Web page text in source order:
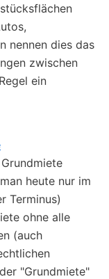
nennen dies das
zwischen
ein
heute nur im
Terminus)
ohne alle
(auch
"Grundmiete"